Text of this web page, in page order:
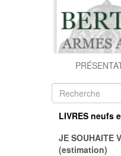
LIVRES neufs
JE SOUHAITE
(estimation)